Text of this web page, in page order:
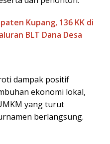
Kupang, 136 KK di
BLT Dana Desa
dampak positif
ekonomi lokal,
yang turut
berlangsung.